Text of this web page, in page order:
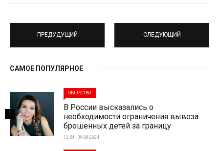
ПРЕДУДУЩИЙ СЛЕДУЮЩИЙ
САМОЕ ПОПУЛЯРНОЕ
ОБЩЕСТВО
В России высказались о
необходимости ограничения вывоза
брошенных детей за границу
12:54 | 09-08-2024
1